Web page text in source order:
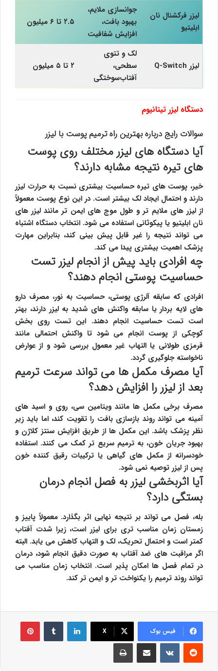
لیزر فرکشنال نان
ابلیتیو
جوانسازی ملایم،
بهبود بافت،
افزایش شفافیت
۲.۵ تا ۶ میلیون
لیزر Q-Switch
لک و تتوی
سطحی،
آفتاب‌سوختگی
۲ تا ۵ میلیون
دستگاه لیزر تیتانیوم
سوالات رایج درباره بهترین راه ترمیم پوست با لیزر
آیا دستگاه های لیزر مختلف روی پوست
های تیره نتیجه مشابه دارند؟
خیر، پوست های تیره حساسیت بیشتری نسبت به حرارت لیزر
دارند و احتمال ایجاد لک بیشتر است. در این نوع پوست معمولاً
از لیزر های ملایم تر و طول موج های ایمن تر مانند لیزر های
نان ابلیتیو یا پیکوثانی استفاده می شود. انتخاب دستگاه اشتباه
می تواند نتیجه را غیر قابل پیش بینی کند، بنابراین مهارت
پزشک اهمیت بیشتری پیدا می کند.
چه افرادی باید پیش از انجام لیزر تست
حساسیت پوستی انجام دهند؟
افرادی که سابقه آلرژی پوستی، حساسیت به نور، مصرف دارو
های لایه بردار یا سابقه واکنش های شدید به لیزر دارند، بهتر
است تست حساسیت انجام دهند. این تست روی بخش
کوچکی از پوست انجام می شود تا واکنش احتمالی مانند
قرمزی طولانی یا التهاب غیر معمول بررسی شود و از عوارض
ناخواسته جلوگیری گردد.
آیا مصرف مکمل ها می تواند سرعت ترمیم
بعد از لیزر را افزایش دهد؟
مصرف برخی مکمل ها مانند ویتامین سی، روی و اسید های
آمینه می تواند روند بازسازی بافت را تقویت کند، اما باید زیر
نظر پزشک باشد. این مکمل ها از طریق افزایش سنتز کلاژن و
بهبود جریان خون، به ترمیم سریع تر کمک می کنند. استفاده
خودسرانه از مکمل های گیاهی یا ترکیبات رقیق کننده خون
پس از لیزر توصیه نمی شود.
آیا اثربخشی لیزر به فصل انجام درمان
بستگی دارد؟
بله، فصل می تواند بر نتیجه نهایی اثر بگذارد. معمولاً پاییز و
زمستان زمان مناسب تری برای لیزر است، زیرا شدت آفتاب
کمتر است و احتمال تحریک، لک و التهاب کاهش می یابد. البته
اگر مراقبت های ضد آفتاب به صورت دقیق انجام شود، درمان
در تمام فصل ها امکان پذیر است. انتخاب زمان مناسب می
تواند روند ترمیم را یکنواخت تر و ایمن تر کند.
فیس بوک X
لینکدین ‫تامبلر
‫رددیت ‫VKontakte
اشتراک گذاری از طریق ایمیل چاپ